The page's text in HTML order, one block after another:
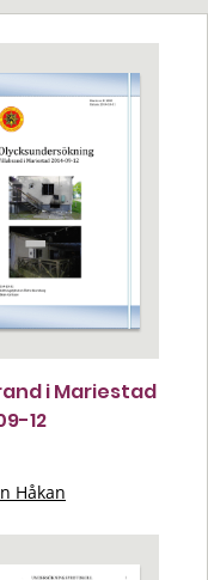
i Mariestad
12
Håkan